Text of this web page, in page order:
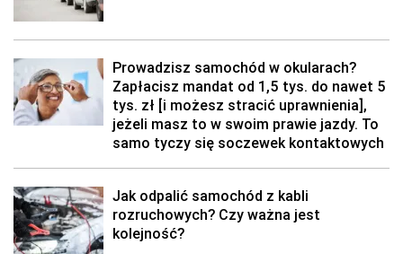
Prowadzisz samochód w okularach?
Zapłacisz mandat od 1,5 tys. do nawet 5
tys. zł [i możesz stracić uprawnienia],
jeżeli masz to w swoim prawie jazdy. To
samo tyczy się soczewek kontaktowych
Jak odpalić samochód z kabli
rozruchowych? Czy ważna jest
kolejność?